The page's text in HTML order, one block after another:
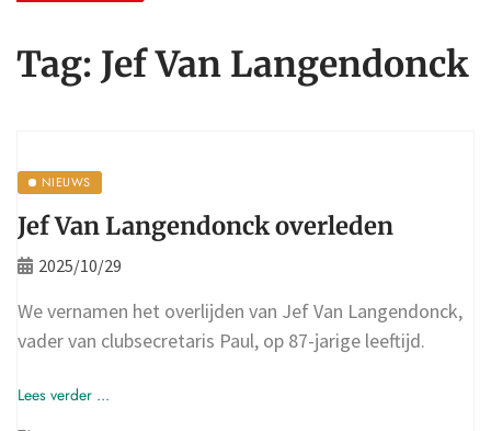
Tag: Jef Van Langendonck
NIEUWS
Jef Van Langendonck overleden
2025/10/29
We vernamen het overlijden van Jef Van Langendonck,
vader van clubsecretaris Paul, op 87-jarige leeftijd.
Lees verder ...